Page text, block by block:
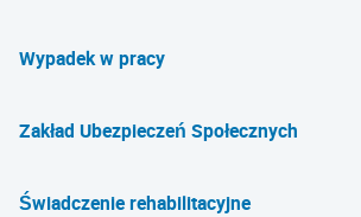
Wypadek w pracy
Zakład Ubezpieczeń Społecznych
Świadczenie rehabilitacyjne